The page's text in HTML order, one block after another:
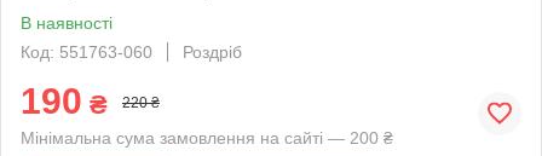
В наявності
Код: 551763-060
Роздріб
190 ₴ 220 ₴
Мінімальна сума замовлення на сайті — 200 ₴